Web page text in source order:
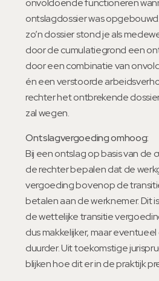
onvoldoende functioneren
ontslagdossier was
zo’n dossier stond je als
door de cumulatiegrond een
door een combinatie van
én een verstoorde
rechter het ontbrekende
zal wegen.
Ontslagvergoeding omhoog:
Bij een ontslag op basis van de
de rechter bepalen dat de
vergoeding bovenop de
betalen aan de werknemer. Dit
de wettelijke transitie
dus makkelijker, maar
duurder. Uit toekomstige
blijken hoe dit er in de praktijk